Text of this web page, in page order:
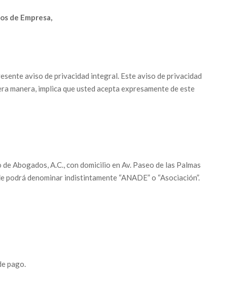
de Empresa,
aviso de privacidad integral. Este aviso de privacidad
manera, implica que usted acepta expresamente de este
Abogados, A.C., con domicilio en Av. Paseo de las Palmas
denominar indistintamente “ANADE” o “Asociación”.
pago.